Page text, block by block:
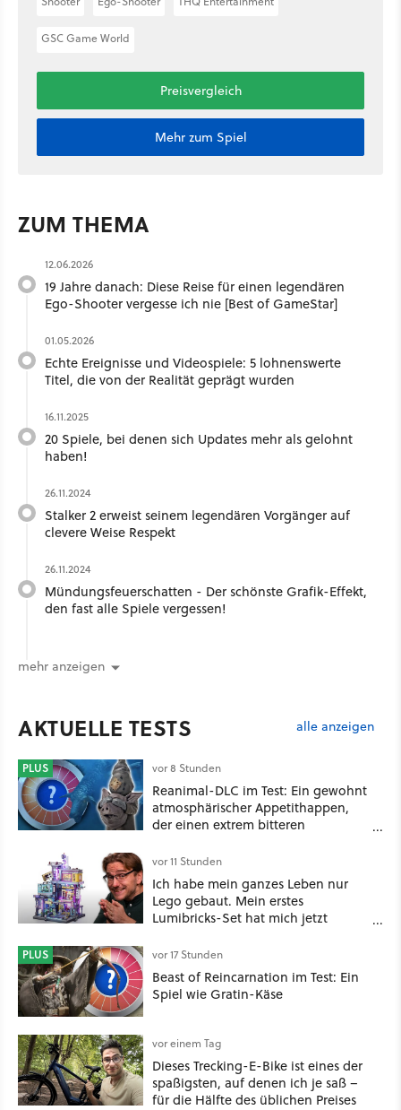
GSC Game World
Preisvergleich
Mehr zum Spiel
ZUM THEMA
12.06.2026
19 Jahre danach: Diese Reise für einen legendären
Ego-Shooter vergesse ich nie [Best of GameStar]
01.05.2026
Echte Ereignisse und Videospiele: 5 lohnenswerte
Titel, die von der Realität geprägt wurden
16.11.2025
20 Spiele, bei denen sich Updates mehr als gelohnt
haben!
26.11.2024
Stalker 2 erweist seinem legendären Vorgänger auf
clevere Weise Respekt
26.11.2024
Mündungsfeuerschatten - Der schönste Grafik-Effekt,
den fast alle Spiele vergessen!
mehr anzeigen
AKTUELLE TESTS alle anzeigen
PLUS vor 8 Stunden
Reanimal-DLC im Test: Ein gewohnt
atmosphärischer Appetithappen,
der einen extrem bitteren
vor 11 Stunden
Ich habe mein ganzes Leben nur
Lego gebaut. Mein erstes
Lumibricks-Set hat mich jetzt
Stack im Test
PLUS vor 17 Stunden
Beast of Reincarnation im Test: Ein
Spiel wie Gratin-Käse
vor einem Tag
Dieses Trecking-E-Bike ist eines der
spaßigsten, auf denen ich je saß –
für die Hälfte des üblichen Preises